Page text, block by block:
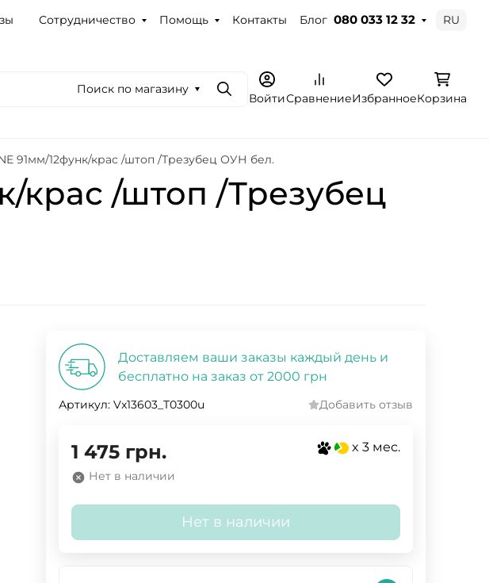
Сотрудничество Помощь Контакты Блог 080 033 12 32 RU
Поиск по магазину
ПоискВойтиСравнениеИзбранноеКорзина
91мм/12функ/крас /штоп /Трезубец ОУН бел.
крас /штоп /Трезубец
Доставляем ваши заказы каждый день и
бесплатно на заказ от 2000 грн
Артикул: Vx13603_T0300u Добавить отзыв
1 475 грн. x 3 мес.
Нет в наличии
Нет в наличии